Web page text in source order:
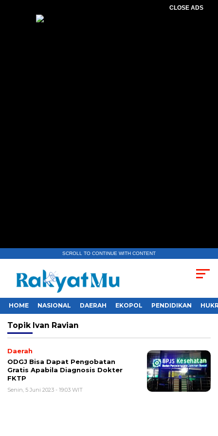
CLOSE ADS
SCROLL TO CONTINUE WITH CONTENT
HOME NASIONAL DAERAH EKOPOL PENDIDIKAN
Topik Ivan Ravian
Daerah
ODGJ Bisa Dapat Pengobatan
Gratis Apabila Diagnosis Dokter
FKTP
Senin, 5 Juni 2023 - 19:03 WIT